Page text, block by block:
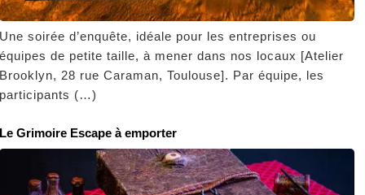
soirée d’enquête, idéale pour les entreprises ou
de petite taille, à mener dans nos locaux [Atelier
28 rue Caraman, Toulouse]. Par équipe, les
(…)
Grimoire Escape à emporter